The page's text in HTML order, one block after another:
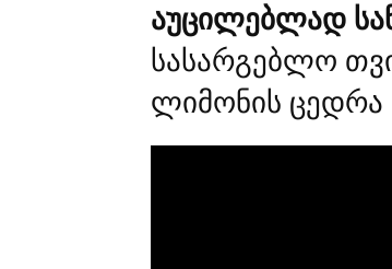
აუცილებლად
სასარგებლო
ლიმონის ცედრა